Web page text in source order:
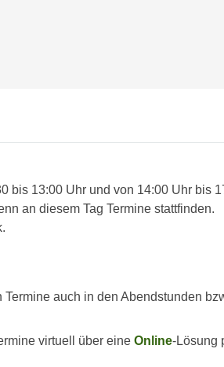
bis 13:00 Uhr und von 14:00 Uhr bis
an diesem Tag Termine stattfinden.
auch in den Abendstunden
virtuell über eine Online-Lösung